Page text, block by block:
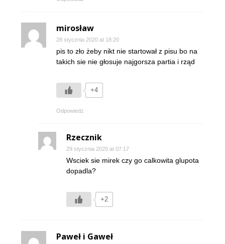
mirosław
28 stycznia 2020 at 18:20
pis to zło żeby nikt nie startował z pisu bo na
takich sie nie głosuje najgorsza partia i rząd
+4
Odpowiedz
Rzecznik
29 stycznia 2020 at 07:17
Wsciek sie mirek czy go calkowita glupota
dopadla?
+2
Paweł i Gaweł